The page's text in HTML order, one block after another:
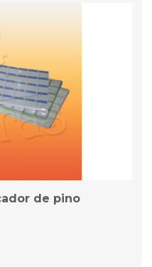
de pino